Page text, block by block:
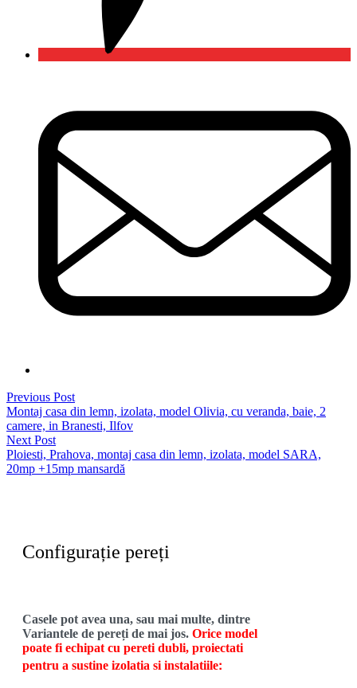
Previous Post
Montaj casa din lemn, izolata, model Olivia, cu veranda, baie, 2
camere, in Branesti, Ilfov
Next Post
Ploiesti, Prahova, montaj casa din lemn, izolata, model SARA,
20mp +15mp mansardă
Configurație pereți
Casele pot avea una, sau mai multe, dintre
Variantele de pereți de mai jos. Orice model
poate fi echipat cu pereti dubli, proiectati
pentru a sustine izolatia si instalatiile: